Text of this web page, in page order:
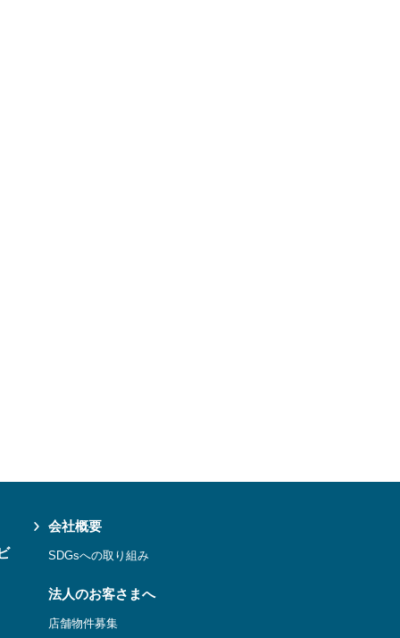
会社概要
SDGsへの取り組み
法人のお客さまへ
店舗物件募集